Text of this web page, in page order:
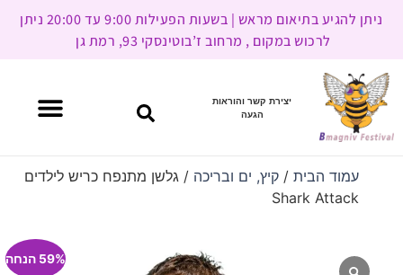
ניתן להגיע בתיאום מראש | בשעות הפעילות 9:00 עד 20:00 ניתן
לרכוש במקום , מרחוב ז’בוטינסקי 93, רמת גן
יצירת קשר והוראות
הגעה
עמוד הבית/ קיץ, ים ובריכה / גלשן מתנפח כריש לילדים
Shark Attack
59% הנחה